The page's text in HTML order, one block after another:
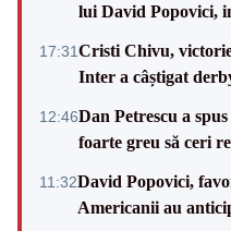
lui David Popovici,
17:31Cristi Chivu,
Inter a câștigat
12:46Dan Petrescu a
foarte greu să ceri
11:32David Popovici,
Americanii au